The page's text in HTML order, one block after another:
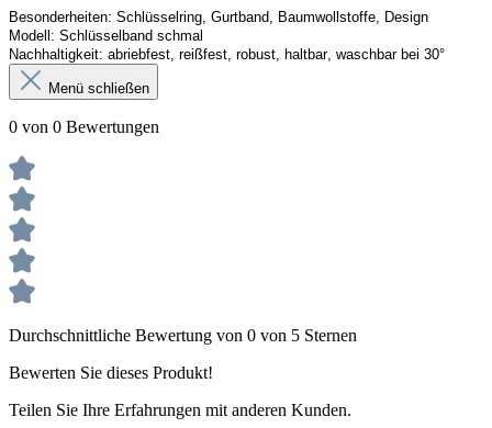
Besonderheiten: Schlüsselring, Gurtband, Baumwollstoffe, Design
Modell: Schlüsselband schmal
Nachhaltigkeit: abriebfest, reißfest, robust, haltbar, waschbar bei 30°
Menü schließen
0 von 0 Bewertungen
Durchschnittliche Bewertung von 0 von 5 Sternen
Bewerten Sie dieses Produkt!
Teilen Sie Ihre Erfahrungen mit anderen Kunden.